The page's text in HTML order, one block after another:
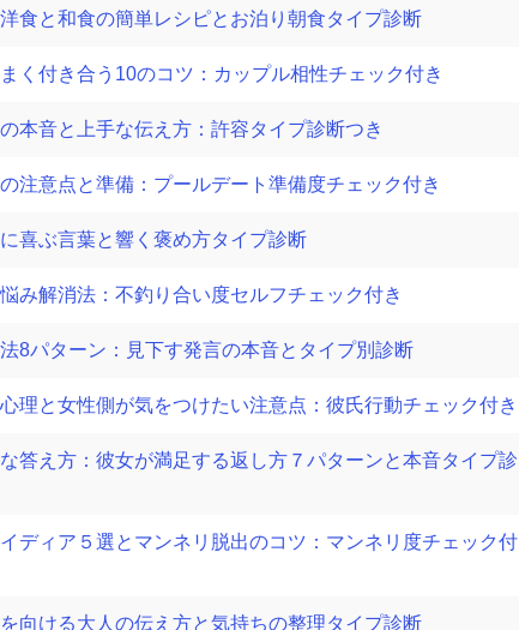
食と和食の簡単レシピとお泊り朝食タイプ診断
く付き合う10のコツ：カップル相性チェック付き
本音と上手な伝え方：許容タイプ診断つき
注意点と準備：プールデート準備度チェック付き
喜ぶ言葉と響く褒め方タイプ診断
み解消法：不釣り合い度セルフチェック付き
8パターン：見下す発言の本音とタイプ別診断
理と女性側が気をつけたい注意点：彼氏行動チェック付き
答え方：彼女が満足する返し方７パターンと本音タイプ診
ディア５選とマンネリ脱出のコツ：マンネリ度チェック付
向ける大人の伝え方と気持ちの整理タイプ診断